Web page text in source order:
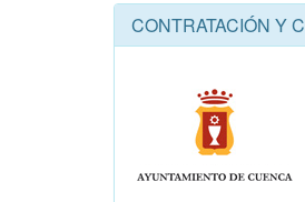
CONTRATACIÓN Y